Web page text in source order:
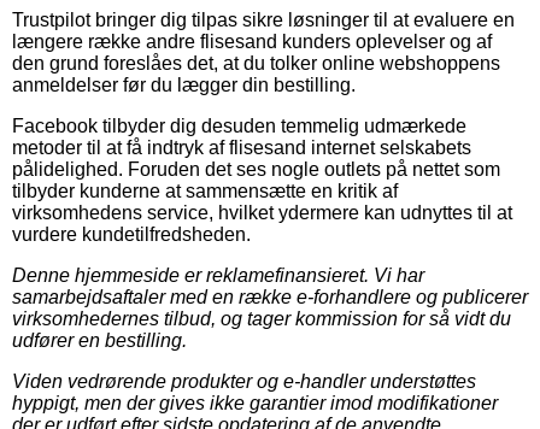
Trustpilot bringer dig tilpas sikre løsninger til at evaluere en
længere række andre flisesand kunders oplevelser og af
den grund foreslåes det, at du tolker online webshoppens
anmeldelser før du lægger din bestilling.
Facebook tilbyder dig desuden temmelig udmærkede
metoder til at få indtryk af flisesand internet selskabets
pålidelighed. Foruden det ses nogle outlets på nettet som
tilbyder kunderne at sammensætte en kritik af
virksomhedens service, hvilket ydermere kan udnyttes til at
vurdere kundetilfredsheden.
Denne hjemmeside er reklamefinansieret. Vi har
samarbejdsaftaler med en række e-forhandlere og publicerer
virksomhedernes tilbud, og tager kommission for så vidt du
udfører en bestilling.
Viden vedrørende produkter og e-handler understøttes
hyppigt, men der gives ikke garantier imod modifikationer